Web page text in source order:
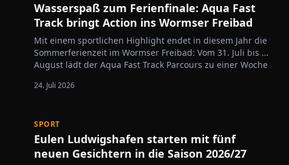
Wasserspaß zum Ferienfinale: Aqua Fast
Track bringt Action ins Wormser Freibad
Mit einem sportlichen Highlight endet in diesem Jahr die
Sommerferienzeit im Wormser Freibad: Vom 31. Juli bis 6.
August lädt der Aqua Fast Track Parcours zu einer Woche
offizielle Startschuss fällt am Freitag, 31. Juli, um 15.30
24. Juli 2026
SPORT
Eulen Ludwigshafen starten mit fünf
neuen Gesichtern in die Saison 2026/27